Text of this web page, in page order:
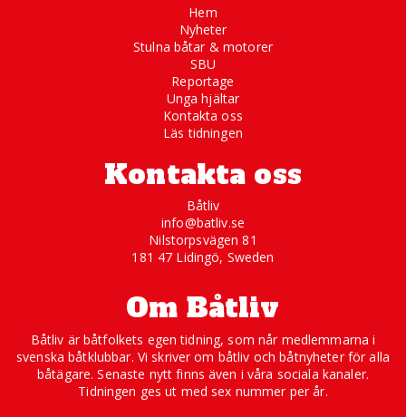
Hem
Nyheter
Stulna båtar & motorer
SBU
Reportage
Unga hjältar
Kontakta oss
Läs tidningen
Kontakta oss
Båtliv
info@batliv.se
Nilstorpsvägen 81
181 47 Lidingö, Sweden
Om Båtliv
Båtliv är båtfolkets egen tidning, som når medlemmarna i
svenska båtklubbar. Vi skriver om båtliv och båtnyheter för alla
båtägare. Senaste nytt finns även i våra sociala kanaler.
Tidningen ges ut med sex nummer per år.